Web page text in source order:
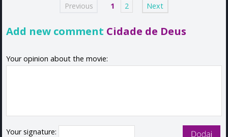
Previous 1 2 Next
Add new comment Cidade de Deus
Your opinion about the movie:
Your signature: